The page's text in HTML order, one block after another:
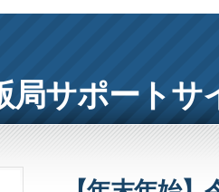
局サポートサ